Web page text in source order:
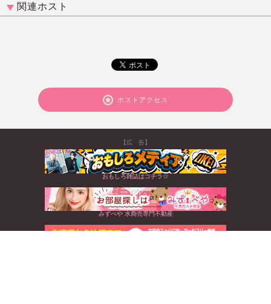
関連ホスト
ホストアクセス
【広 告】
おもしろ雑誌はコチラ☆
みずべや 水商売専門不動産